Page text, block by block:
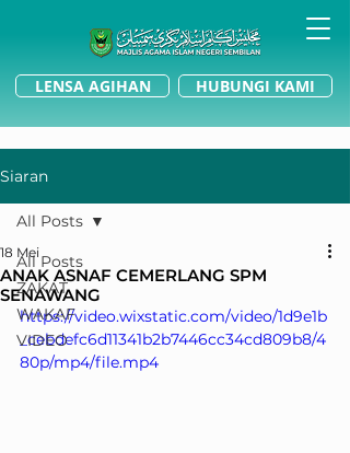
LENSA AGIHAN HUBUNGI KAMI
Siaran
All Posts
ZAKAT
WAKAF
VIDEO
All Posts
ANAK ASNAF CEMERLANG SPM
SENAWANG
18 Mei
https://video.wixstatic.com/video/1d9e1b
_cebdefc6d11341b2b7446cc34cd809b8/4
80p/mp4/file.mp4